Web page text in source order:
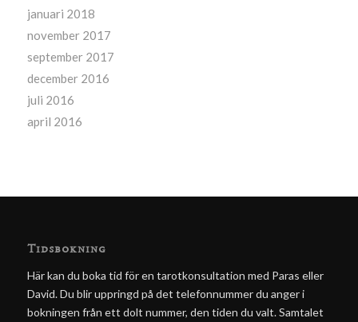
januari 2018
november 2017
september 2017
december 2016
juli 2016
april 2016
Tidsbokning
Här kan du boka tid för en tarotkonsultation med Paras eller
David. Du blir uppringd på det telefonnummer du anger i
bokningen från ett dolt nummer, den tiden du valt. Samtalet